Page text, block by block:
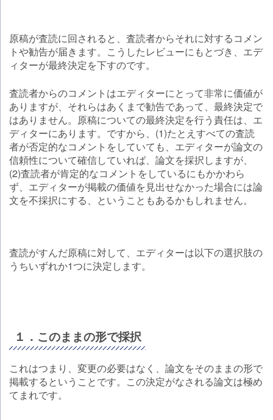
原稿が査読に回されると、査読者からそれに対するコメン
トや勧告が届きます。こうしたレビューにもとづき、エデ
ィターが最終決定を下すのです。
査読者からのコメントはエディターにとって非常に価値が
ありますが、それらはあくまで勧告であって、最終決定で
はありません。原稿についての最終決定を行う責任は、エ
ディターにあります。ですから、(1)たとえすべての査読
者が否定的なコメントをしていても、エディターが論文の
信頼性について確信していれば、論文を採択しますが、
(2)査読者が肯定的なコメントをしているにもかかわら
ず、エディターが掲載の価値を見出せなかった場合には論
文を不採択にする、ということもあるかもしれません。
査読がすんだ原稿に対して、エディターは以下の選択肢の
うちいずれか1つに決定します。
１．このままの形で採択
これはつまり、変更の必要はなく、論文をそのままの形で
掲載するということです。この決定がなされる論文は極め
てまれです。